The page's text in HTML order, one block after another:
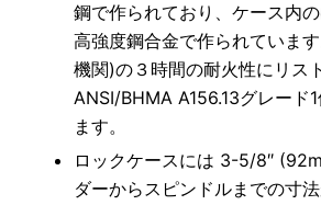
鋼で作られており、ケース内
高強度鋼合金で作られていま
機関)の３時間の耐火性にリス
ANSI/BHMA A156.13グレード
ます。
ロックケースには 3-5/8″
ダーからスピンドルまでの寸